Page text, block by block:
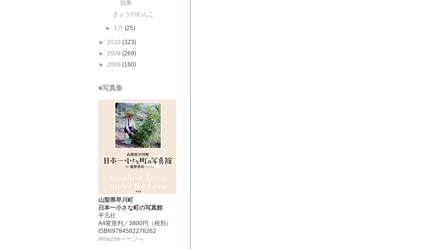
効果
きょうのわんこ
► 1月(25)
► 2010 (323)
► 2009 (269)
► 2008 (160)
■写真集
山梨県早川町
日本一小さな町の写真館
平凡社
A4変形判／3800円（税別）
ISBN9784582278262
Amazonページへ